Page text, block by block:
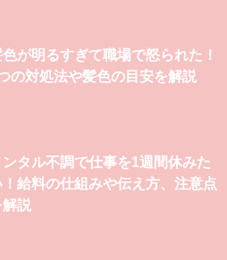
が明るすぎて職場で怒られた！
の対処法や髪色の目安を解説
ンタル不調で仕事を1週間休みた
！給料の仕組みや伝え方、注意点
解説